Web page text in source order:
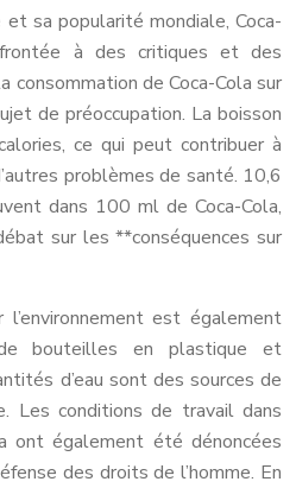
sa popularité mondiale, Coca-
à des critiques et des
consommation de Coca-Cola sur
de préoccupation. La boisson
ce qui peut contribuer à
problèmes de santé. 10,6
dans 100 ml de Coca-Cola,
sur les **conséquences sur
l’environnement est également
bouteilles en plastique et
d’eau sont des sources de
Les conditions de travail dans
ont également été dénoncées
des droits de l’homme. En